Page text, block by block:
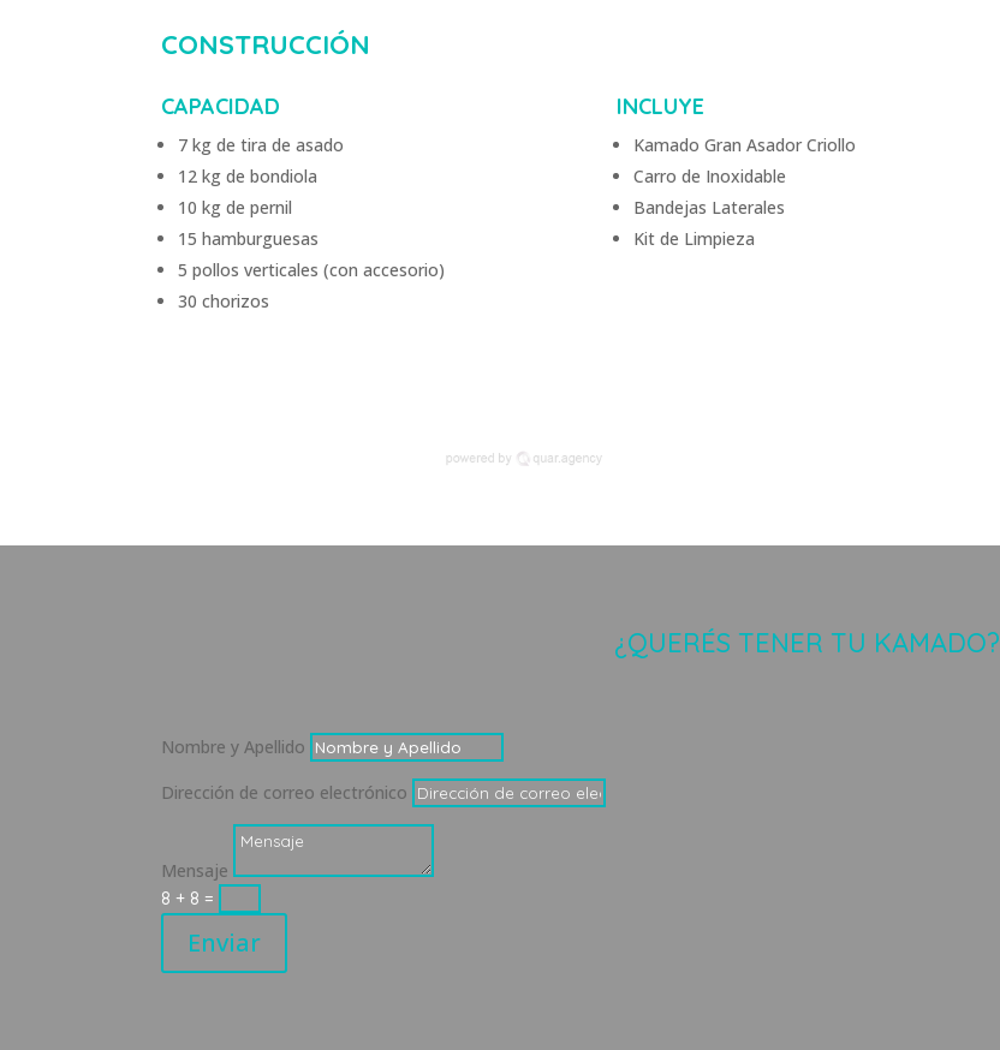
CONSTRUCCIÓN
CAPACIDAD
7 kg de tira de asado
12 kg de bondiola
10 kg de pernil
15 hamburguesas
5 pollos verticales (con accesorio)
30 chorizos
INCLUYE
Kamado Gran Asador Criollo
Carro de Inoxidable
Bandejas Laterales
Kit de Limpieza
¿QUERÉS TENER TU KAMADO?
Nombre y Apellido
Dirección de correo electrónico
Mensaje
8 + 8 =
Enviar